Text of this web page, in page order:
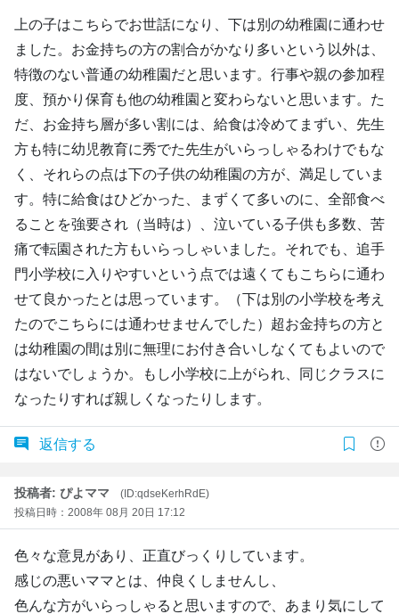
上の子はこちらでお世話になり、下は別の幼稚園に通わせ
ました。お金持ちの方の割合がかなり多いという以外は、
特徴のない普通の幼稚園だと思います。行事や親の参加程
度、預かり保育も他の幼稚園と変わらないと思います。た
だ、お金持ち層が多い割には、給食は冷めてまずい、先生
方も特に幼児教育に秀でた先生がいらっしゃるわけでもな
く、それらの点は下の子供の幼稚園の方が、満足していま
す。特に給食はひどかった、まずくて多いのに、全部食べ
ることを強要され（当時は）、泣いている子供も多数、苦
痛で転園された方もいらっしゃいました。それでも、追手
門小学校に入りやすいという点では遠くてもこちらに通わ
せて良かったとは思っています。（下は別の小学校を考え
たのでこちらには通わせませんでした）超お金持ちの方と
は幼稚園の間は別に無理にお付き合いしなくてもよいので
はないでしょうか。もし小学校に上がられ、同じクラスに
なったりすれば親しくなったりします。
返信する
投稿者: ぴよママ
(ID:qdseKerhRdE)
投稿日時：2008年 08月 20日 17:12
色々な意見があり、正直びっくりしています。
感じの悪いママとは、仲良くしませんし、
色んな方がいらっしゃると思いますので、あまり気にして